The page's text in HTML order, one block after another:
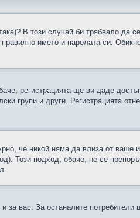
В този случай би трябвало да
името и паролата си.
регистрацията ще ви даде
групи и други. Регистрацията
че никой няма да влиза от ваше
Този подход, обаче, не се
вас. За останалите потребители